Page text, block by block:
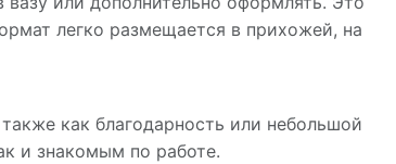
легко размещается в прихожей, на
как благодарность или небольшой
и знакомым по работе.